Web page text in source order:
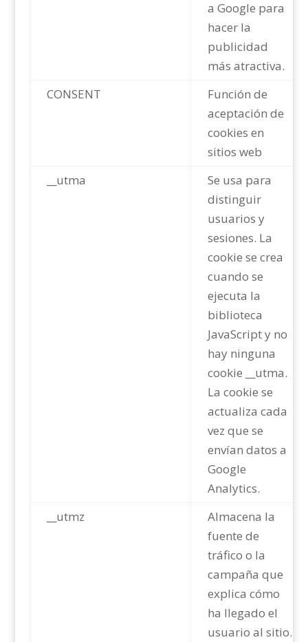
a Google para
hacer la
publicidad
más atractiva.
CONSENT
Función de
aceptación de
cookies en
sitios web
__utma
Se usa para
distinguir
usuarios y
sesiones. La
cookie se crea
cuando se
ejecuta la
biblioteca
JavaScript y no
hay ninguna
cookie __utma.
La cookie se
actualiza cada
vez que se
envían datos a
Google
Analytics.
__utmz
Almacena la
fuente de
tráfico o la
campaña que
explica cómo
ha llegado el
usuario al sitio.